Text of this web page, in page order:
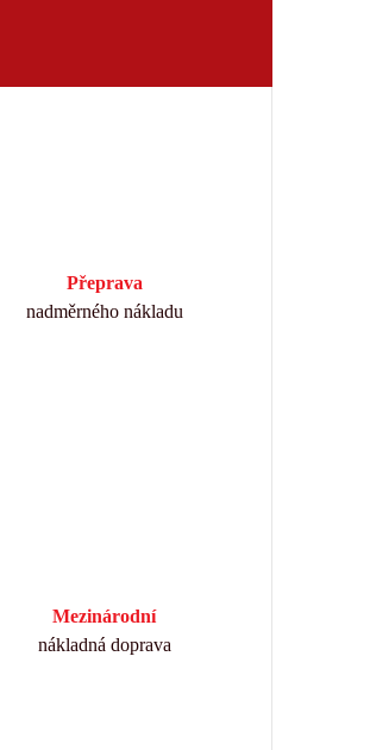
Přeprava
nadměrného nákladu
Mezinárodní
nákladná doprava